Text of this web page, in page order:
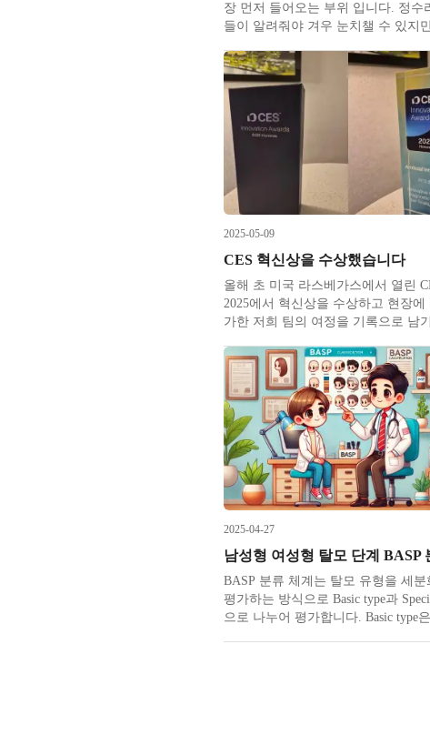
장 먼저 들어오는 부위 입니다. 정수
들이 알려줘야 겨우 눈치챌 수 있지
이면 남녀 모두 고민이 커지곤 합니
부위의 초기 증상은 남녀 차이가 있습
여성의 경우는 보통 가르마 쪽이 비
경우가 많다보니 변화 원인이 안
2025-05-09
CES 혁신상을 수상했습니다
올해 초 미국 라스베가스에서 열린
2025에서 혁신상을 수상하고 현장에
가한 저희 팀의 여정을 기록으로 남
열리는 국제 전자제품 박람회 CES는
서 가장 큰 규모의 소비자 가전 및
회입니다. Consumer Electronics
임말이
2025-04-27
BASP 분류 체계는 탈모 유형을 세분
평가하는 방식으로 Basic type과
으로 나누어 평가합니다. Basic type